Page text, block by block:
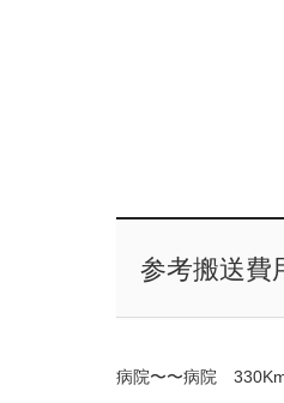
参考搬送費
病院〜〜病院